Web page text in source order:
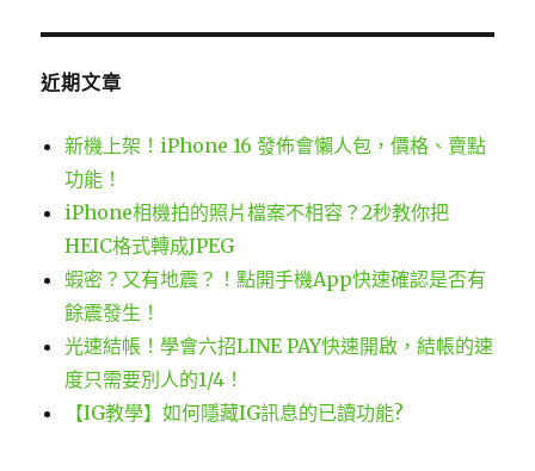
近期文章
新機上架！iPhone 16 發佈會懶人包，價格、賣點
功能！
iPhone相機拍的照片檔案不相容？2秒教你把
HEIC格式轉成JPEG
蝦密？又有地震？！點開手機App快速確認是否有
餘震發生！
光速結帳！學會六招LINE PAY快速開啟，結帳的速
度只需要別人的1/4！
【IG教學】如何隱藏IG訊息的已讀功能?